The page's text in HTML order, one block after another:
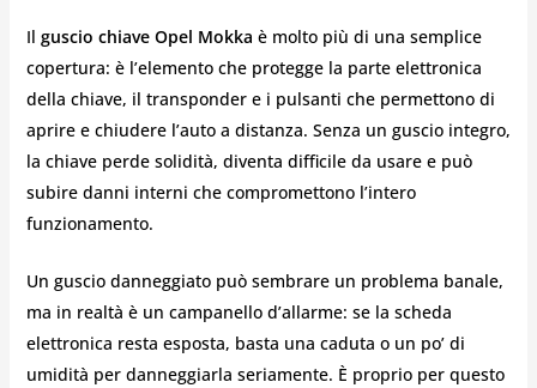
Il guscio chiave Opel Mokka è molto più di una semplice
copertura: è l’elemento che protegge la parte elettronica
della chiave, il transponder e i pulsanti che permettono di
aprire e chiudere l’auto a distanza. Senza un guscio integro,
la chiave perde solidità, diventa difficile da usare e può
subire danni interni che compromettono l’intero
funzionamento.
Un guscio danneggiato può sembrare un problema banale,
ma in realtà è un campanello d’allarme: se la scheda
elettronica resta esposta, basta una caduta o un po’ di
umidità per danneggiarla seriamente. È proprio per questo